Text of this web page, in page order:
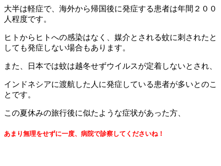
大半は軽症で、海外から帰国後に発症する患者は年間２００
人程度です。
ヒトからヒトへの感染はなく、媒介とされる蚊に刺されたと
しても発症しない場合もあります。
また、日本では蚊は越冬せずウイルスが定着しないとされ、
インドネシアに渡航した人に発症している患者が多いとのこ
とです。
この夏休みの旅行後に似たような症状があった方、
あまり無理をせずに一度、病院で診察してくださいね！